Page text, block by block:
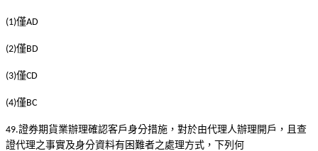
(1)僅AD
(2)僅 BD
(3)僅CD
(4)僅 BC
49.證券期貨業辦理確認客戶身分措施，對於由代理人辦理開戶，且查
證代理之事實及身分資料有困難者之處理方式，下列何